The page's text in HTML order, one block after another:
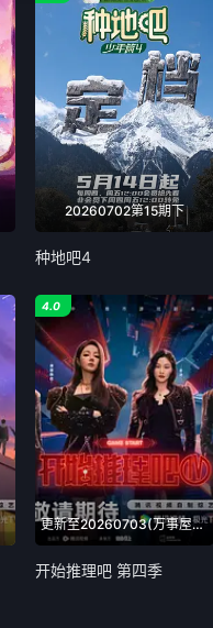
20260702第15期下
种地吧4
更新至20260703(万事屋特别加更)
4.0
开始推理吧 第四季